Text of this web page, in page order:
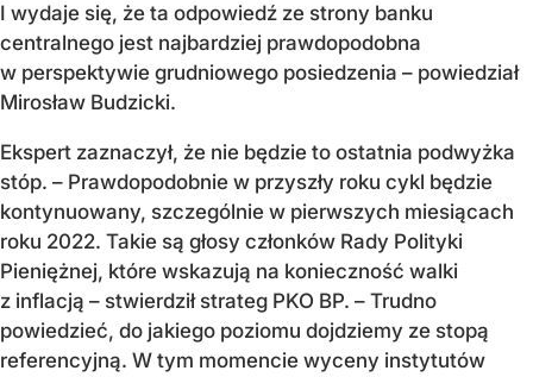
I wydaje się, że ta odpowiedź ze strony banku
centralnego jest najbardziej prawdopodobna
w perspektywie grudniowego posiedzenia – powiedział
Mirosław Budzicki.
Ekspert zaznaczył, że nie będzie to ostatnia podwyżka
stóp. – Prawdopodobnie w przyszły roku cykl będzie
kontynuowany, szczególnie w pierwszych miesiącach
roku 2022. Takie są głosy członków Rady Polityki
Pieniężnej, które wskazują na konieczność walki
z inflacją – stwierdził strateg PKO BP. – Trudno
powiedzieć, do jakiego poziomu dojdziemy ze stopą
referencyjną. W tym momencie wyceny instytutów